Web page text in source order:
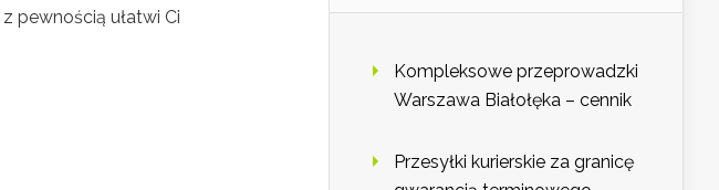
pewnością ułatwi Ci
Kompleksowe przeprowadzki
Warszawa Białołęka – cennik
Przesyłki kurierskie za granicę